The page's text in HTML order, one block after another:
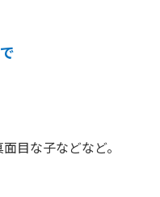
目な子などなど。